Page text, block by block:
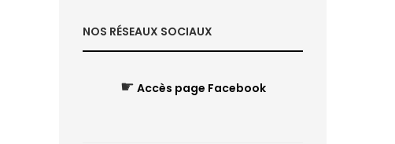
NOS RÉSEAUX SOCIAUX
☛ Accès page Facebook